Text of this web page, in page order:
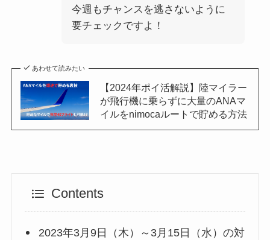
今週もチャンスを逃さないように
要チェックですよ！
あわせて読みたい
【2024年ポイ活解説】陸マイラー
が飛行機に乗らずに大量のANAマ
イルをnimocaルートで貯める方法
Contents
2023年3月9日（木）～3月15日（水）の対